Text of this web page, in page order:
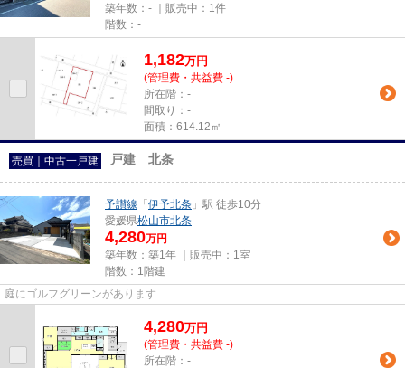
築年数：- ｜販売中： 1件
階数：-
1,182万円
(管理費・共益費 -)
所在階：-
間取り：-
面積：614.12㎡
売買｜中古一戸建 戸建 北条
予讃線 「 伊予北条 」駅 徒歩10分
愛媛県松山市北条
4,280万円
築年数：築1年 ｜販売中： 1室
階数：1階建
庭にゴルフグリーンがあります
4,280万円
(管理費・共益費 -)
所在階：-